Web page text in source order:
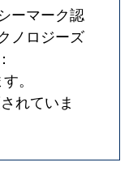
ーマーク認
ノロジーズ
。
れていま